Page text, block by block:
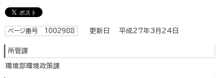
ページ番号 1002988 更新日 平成27年3月24日
所管課
環境部環境政策課